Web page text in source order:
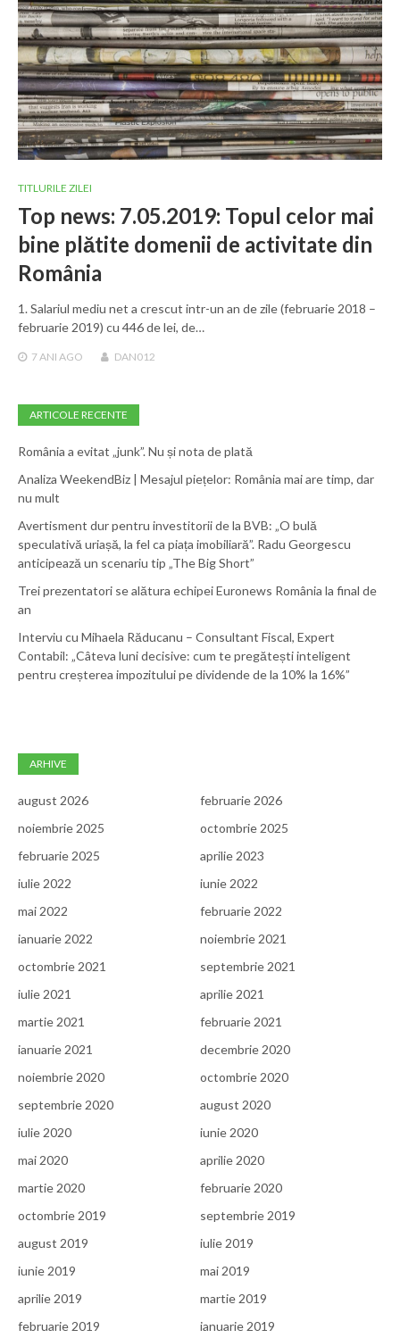
TITLURILE ZILEI
Top news: 7.05.2019: Topul celor mai
bine plătite domenii de activitate din
România
1. Salariul mediu net a crescut intr-un an de zile (februarie 2018 –
februarie 2019) cu 446 de lei, de…
7 ANI AGO DAN012
ARTICOLE RECENTE
România a evitat „junk”. Nu și nota de plată
Analiza WeekendBiz | Mesajul piețelor: România mai are timp, dar
nu mult
Avertisment dur pentru investitorii de la BVB: „O bulă
speculativă uriașă, la fel ca piața imobiliară”. Radu Georgescu
anticipează un scenariu tip „The Big Short”
Trei prezentatori se alătura echipei Euronews România la final de
an
Interviu cu Mihaela Răducanu – Consultant Fiscal, Expert
Contabil: „Câteva luni decisive: cum te pregătești inteligent
pentru creșterea impozitului pe dividende de la 10% la 16%”
ARHIVE
august 2026
februarie 2026
noiembrie 2025
octombrie 2025
februarie 2025
aprilie 2023
iulie 2022
iunie 2022
mai 2022
februarie 2022
ianuarie 2022
noiembrie 2021
octombrie 2021
septembrie 2021
iulie 2021
aprilie 2021
martie 2021
februarie 2021
ianuarie 2021
decembrie 2020
noiembrie 2020
octombrie 2020
septembrie 2020
august 2020
iulie 2020
iunie 2020
mai 2020
aprilie 2020
martie 2020
februarie 2020
octombrie 2019
septembrie 2019
august 2019
iulie 2019
iunie 2019
mai 2019
aprilie 2019
martie 2019
februarie 2019
ianuarie 2019